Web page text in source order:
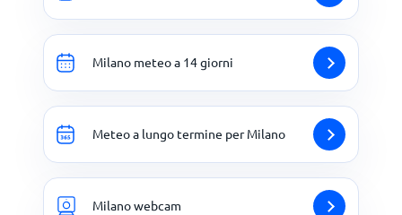
Milano meteo a 14 giorni
Meteo a lungo termine per Milano
Milano webcam